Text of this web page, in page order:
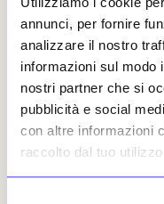
annunci, per fornire
analizzare il nostro
informazioni sul modo
nostri partner che si
pubblicità e social
con altre informazioni
raccolto dal tuo
del nuovo museo
ministro della
mostra è
Allemandi.
Giusi Diana, 05 maggio